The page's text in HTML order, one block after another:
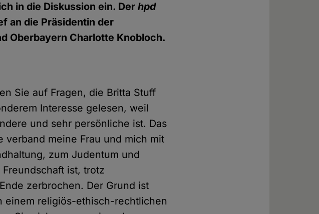
in die Diskussion ein. Derhpd
an die Präsidentin der
Oberbayern Charlotte Knobloch.
Sie auf Fragen, die Britta Stuff
Interesse gelesen, weil
und sehr persönliche ist. Das
verband meine Frau und mich mit
zum Judentum und
ist, trotz
zerbrochen. Der Grund ist
einem religiös-ethisch-rechtlichen